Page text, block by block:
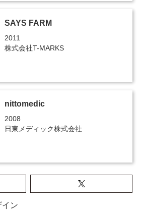
SAYS FARM
2011
株式会社T-MARKS
nittomedic
2008
日東メディック株式会社
イン